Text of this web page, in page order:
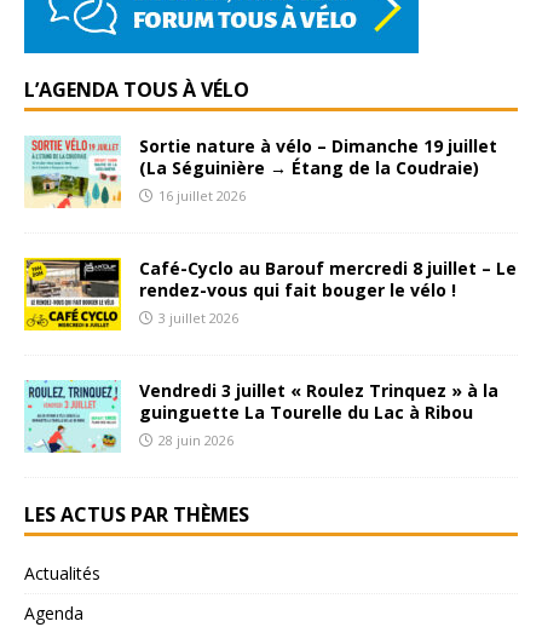
L’AGENDA TOUS À VÉLO
Sortie nature à vélo – Dimanche 19 juillet
(La Séguinière → Étang de la Coudraie)
16 juillet 2026
Café-Cyclo au Barouf mercredi 8 juillet – Le
rendez-vous qui fait bouger le vélo !
3 juillet 2026
Vendredi 3 juillet « Roulez Trinquez » à la
guinguette La Tourelle du Lac à Ribou
28 juin 2026
LES ACTUS PAR THÈMES
Actualités
Agenda